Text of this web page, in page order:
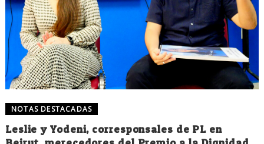
NOTAS DESTACADAS
Leslie y Yodeni, corresponsales de PL en